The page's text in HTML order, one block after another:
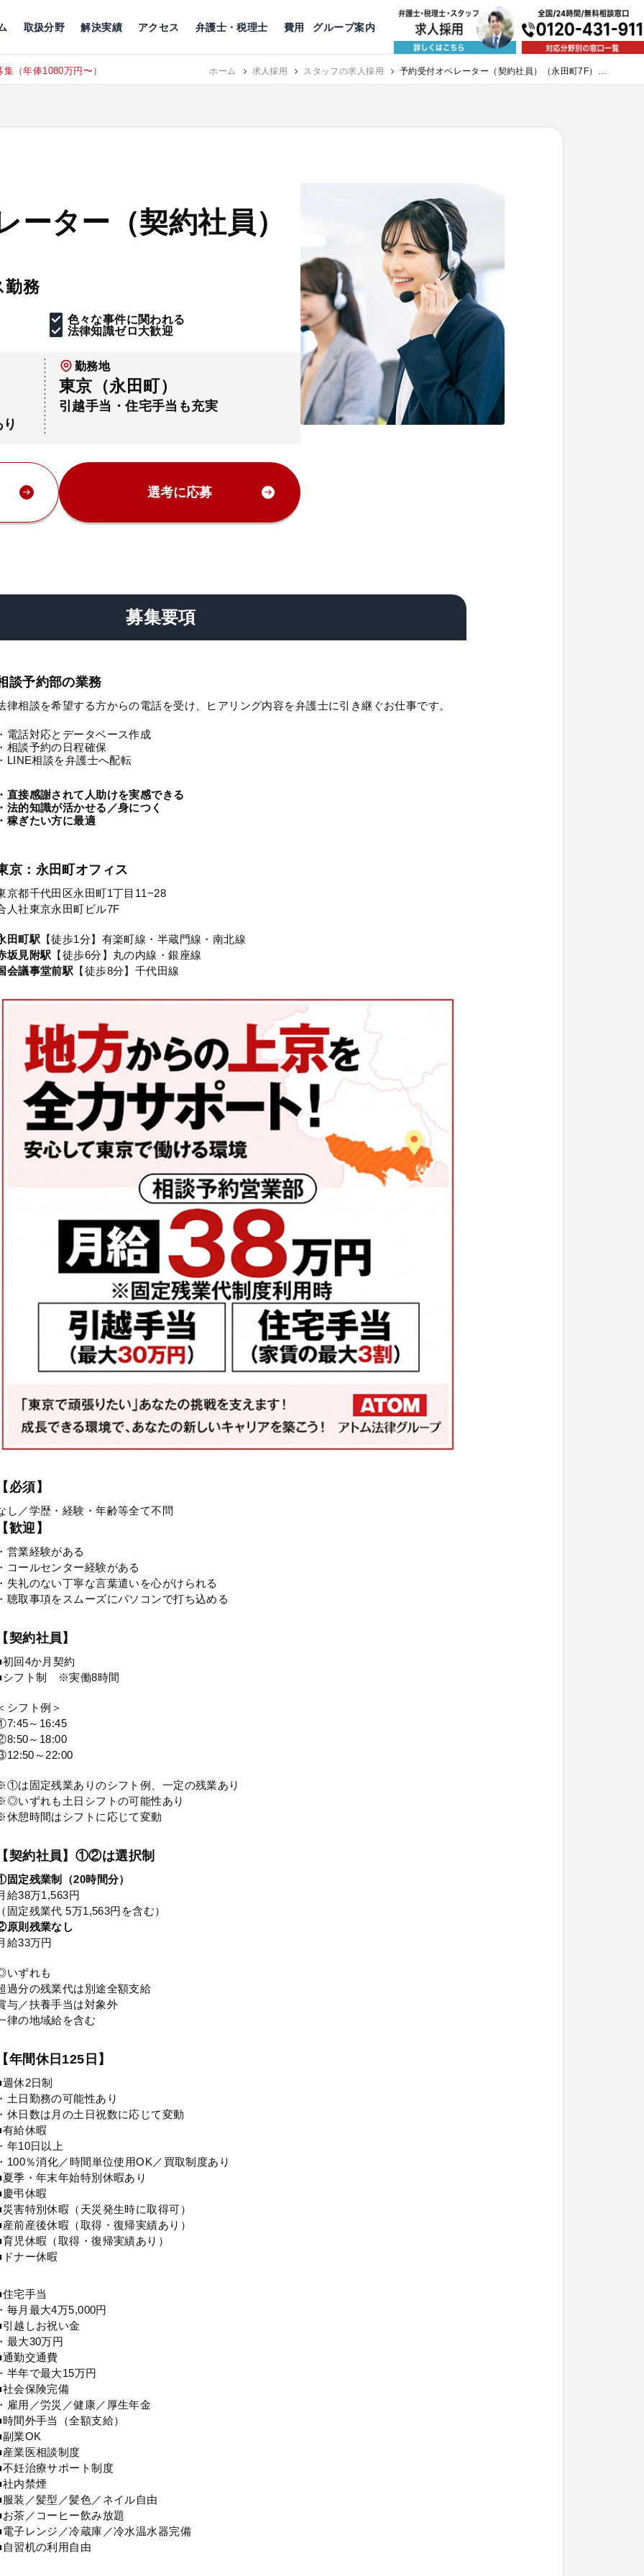
取扱分野
公益活動
解決実績 アクセス
京都 神戸 福岡
弁護士・税理士 費用 グループ案内
フ募集（月給38万以上）
ーター（契約社員）
勤務
色々な事件に関われる
法律知識ゼロ大歓迎
勤務地
東京（永田町）
引越手当・住宅手当も充実
選考に応募
募集要項
談予約部の業務
律相談を希望する方からの電話を受け、ヒアリング内容を弁護士に引き継ぐお仕事です。
電話対応とデータベース作成
相談予約の日程確保
LINE相談を弁護士へ配転
直接感謝されて人助けを実感できる
法的知識が活かせる／身につく
稼ぎたい方に最適
京：永田町オフィス
京都千代田区永田町1丁目11−28
人社東京永田町ビル7F
田町駅 【徒歩1分】有楽町線・半蔵門線・南北線
坂見附駅 【徒歩6分】丸の内線・銀座線
会議事堂前駅 【徒歩8分】千代田線
必須】
し／学歴・経験・年齢等全て不問
歓迎】
営業経験がある
コールセンター経験がある
失礼のない丁寧な言葉遣いを心がけられる
聴取事項をスムーズにパソコンで打ち込める
契約社員】
初回4か月契約
シフト制 ※実働8時間
シフト例＞
～16:45
～18:00
～22:00
は固定残業ありのシフト例、一定の残業あり
いずれも土日シフトの可能性あり
休憩時間はシフトに応じて変動
契約社員】①②は選択制
固定残業制（20時間分）
給38万1,563円
固定残業代 5万1,563円を含む）
原則残業なし
給33万円
いずれも
過分の残業代は別途全額支給
与／扶養手当は対象外
律の地域給を含む
年間休日125日】
休2日制
土日勤務の可能性あり
休日数は月の土日祝数に応じて変動
有給休暇
年10日以上
100％消化／時間単位使用OK／買取制度あり
夏季・年末年始特別休暇あり
慶弔休暇
災害特別休暇（天災発生時に取得可）
産前産後休暇（取得・復帰実績あり）
育児休暇（取得・復帰実績あり）
ドナー休暇
住宅手当
毎月最大4万5,000円
引越しお祝い金
最大30万円
通勤交通費
半年で最大15万円
社会保険完備
雇用／労災／健康／厚生年金
間外手当（全額支給）
副業OK
産業医相談制度
不妊治療サポート制度
社内禁煙
服装／髪型／髪色／ネイル自由
お茶／コーヒー飲み放題
電子レンジ／冷蔵庫／冷水温水器完備
自習机の利用自由
ホーム 求人採用 スタッフの求人採用
予約受付オペレーター（契約社員）（永田町7F）｜